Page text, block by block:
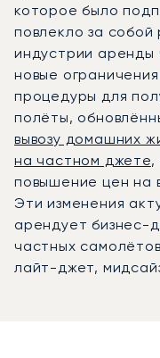
которое было
повлекло за собой
индустрии
новые
процедуры для
полёты,
вывозу домашних
на частном джете,
повышение цен на
Эти изменения
арендует бизнес-
частных
лайт-джет,